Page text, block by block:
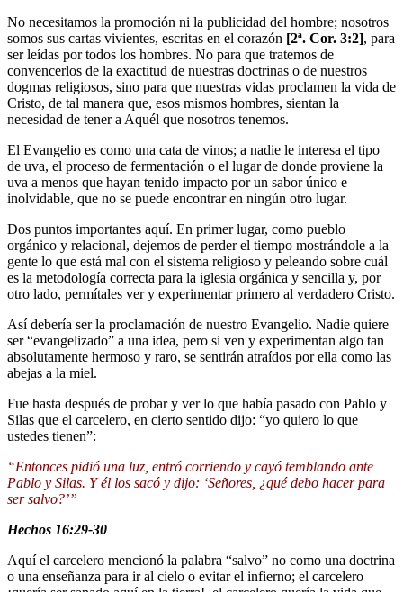
No necesitamos la promoción ni la publicidad del hombre; nosotros
somos sus cartas vivientes, escritas en el corazón [2ª. Cor. 3:2], para
ser leídas por todos los hombres. No para que tratemos de
convencerlos de la exactitud de nuestras doctrinas o de nuestros
dogmas religiosos, sino para que nuestras vidas proclamen la vida de
Cristo, de tal manera que, esos mismos hombres, sientan la
necesidad de tener a Aquél que nosotros tenemos.
El Evangelio es como una cata de vinos; a nadie le interesa el tipo
de uva, el proceso de fermentación o el lugar de donde proviene la
uva a menos que hayan tenido impacto por un sabor único e
inolvidable, que no se puede encontrar en ningún otro lugar.
Dos puntos importantes aquí. En primer lugar, como pueblo
orgánico y relacional, dejemos de perder el tiempo mostrándole a la
gente lo que está mal con el sistema religioso y peleando sobre cuál
es la metodología correcta para la iglesia orgánica y sencilla y, por
otro lado, permítales ver y experimentar primero al verdadero Cristo.
Así debería ser la proclamación de nuestro Evangelio. Nadie quiere
ser “evangelizado” a una idea, pero si ven y experimentan algo tan
absolutamente hermoso y raro, se sentirán atraídos por ella como las
abejas a la miel.
Fue hasta después de probar y ver lo que había pasado con Pablo y
Silas que el carcelero, en cierto sentido dijo: “yo quiero lo que
ustedes tienen”:
“Entonces pidió una luz, entró corriendo y cayó temblando ante
Pablo y Silas. Y él los sacó y dijo: ‘Señores, ¿qué debo hacer para
ser salvo?’”
Hechos 16:29-30
Aquí el carcelero mencionó la palabra “salvo” no como una doctrina
o una enseñanza para ir al cielo o evitar el infierno; el carcelero